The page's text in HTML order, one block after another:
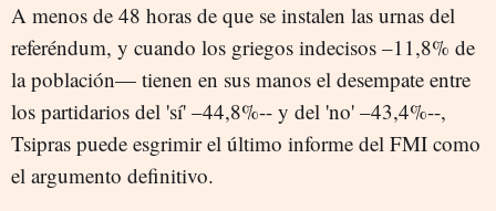
A menos de 48 horas de que se instalen las urnas del
referéndum, y cuando los griegos indecisos –11,8% de
la población— tienen en sus manos el desempate entre
los partidarios del 'sí' –44,8%-- y del 'no' –43,4%--,
Tsipras puede esgrimir el último informe del FMI como
el argumento definitivo.